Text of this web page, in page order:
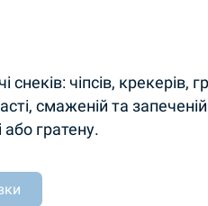
чіпсів, крекерів,
смаженій та запеченій
або гратену.